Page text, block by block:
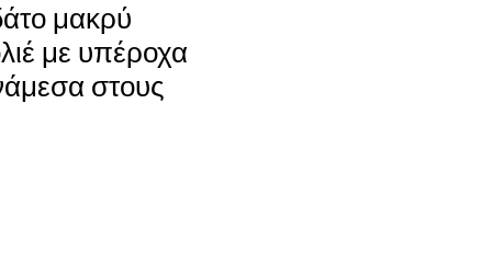
μακρύ
με υπέροχα
στους